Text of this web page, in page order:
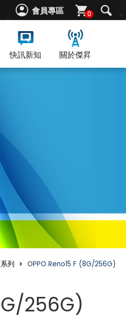
會員專區 0
快訊新知 關於傑昇
列 OPPO Reno15 F (8G/256G)
256G)